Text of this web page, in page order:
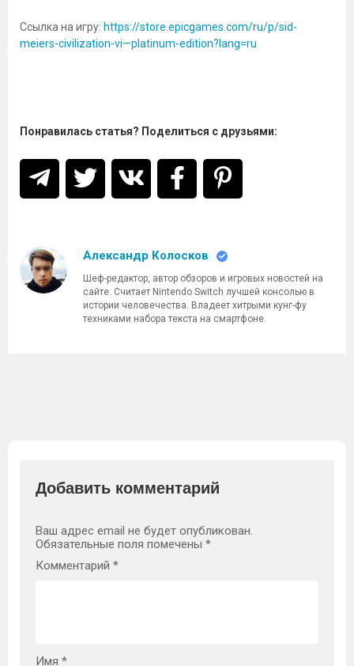
Ссылка на игру: https://store.epicgames.com/ru/p/sid-
meiers-civilization-vi—platinum-edition?lang=ru
Понравилась статья? Поделиться с друзьями:
Александр Колосков
Шеф-редактор, автор обзоров и игровых новостей на
сайте. Считает Nintendo Switch лучшей консолью в
истории человечества. Владеет хитрыми кунг-фу
техниками набора текста на смартфоне.
Добавить комментарий
Ваш адрес email не будет опубликован.
Обязательные поля помечены *
Комментарий *
Имя *